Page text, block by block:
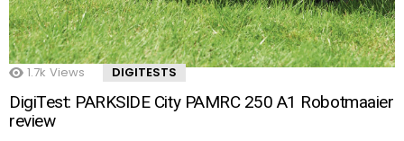
1.7k Views DIGITESTS
DigiTest: PARKSIDE City PAMRC 250 A1 Robotmaaier
review